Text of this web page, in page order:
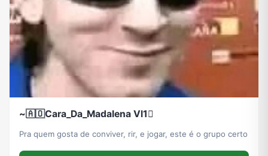
~🇦🇴Cara_Da_Madalena Vl1🫪
Pra quem gosta de conviver, rir, e jogar, este é o grupo certo